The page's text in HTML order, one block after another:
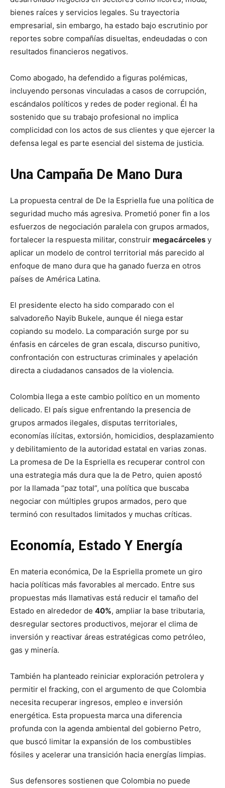
bienes raíces y servicios legales. Su trayectoria
empresarial, sin embargo, ha estado bajo escrutinio por
reportes sobre compañías disueltas, endeudadas o con
resultados financieros negativos.
Como abogado, ha defendido a figuras polémicas,
incluyendo personas vinculadas a casos de corrupción,
escándalos políticos y redes de poder regional. Él ha
sostenido que su trabajo profesional no implica
complicidad con los actos de sus clientes y que ejercer la
defensa legal es parte esencial del sistema de justicia.
Una Campaña De Mano Dura
La propuesta central de De la Espriella fue una política de
seguridad mucho más agresiva. Prometió poner fin a los
esfuerzos de negociación paralela con grupos armados,
fortalecer la respuesta militar, construir megacárceles y
aplicar un modelo de control territorial más parecido al
enfoque de mano dura que ha ganado fuerza en otros
países de América Latina.
El presidente electo ha sido comparado con el
salvadoreño Nayib Bukele, aunque él niega estar
copiando su modelo. La comparación surge por su
énfasis en cárceles de gran escala, discurso punitivo,
confrontación con estructuras criminales y apelación
directa a ciudadanos cansados de la violencia.
Colombia llega a este cambio político en un momento
delicado. El país sigue enfrentando la presencia de
grupos armados ilegales, disputas territoriales,
economías ilícitas, extorsión, homicidios, desplazamiento
y debilitamiento de la autoridad estatal en varias zonas.
La promesa de De la Espriella es recuperar control con
una estrategia más dura que la de Petro, quien apostó
por la llamada “paz total”, una política que buscaba
negociar con múltiples grupos armados, pero que
terminó con resultados limitados y muchas críticas.
Economía, Estado Y Energía
En materia económica, De la Espriella promete un giro
hacia políticas más favorables al mercado. Entre sus
propuestas más llamativas está reducir el tamaño del
Estado en alrededor de 40%, ampliar la base tributaria,
desregular sectores productivos, mejorar el clima de
inversión y reactivar áreas estratégicas como petróleo,
gas y minería.
También ha planteado reiniciar exploración petrolera y
permitir el fracking, con el argumento de que Colombia
necesita recuperar ingresos, empleo e inversión
energética. Esta propuesta marca una diferencia
profunda con la agenda ambiental del gobierno Petro,
que buscó limitar la expansión de los combustibles
fósiles y acelerar una transición hacia energías limpias.
Sus defensores sostienen que Colombia no puede